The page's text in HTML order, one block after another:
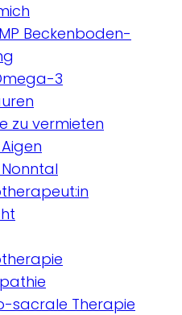
Beckenboden-
3
zu vermieten
sacrale Therapie